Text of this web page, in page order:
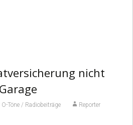
nicht
O-Töne / Radiobeiträge Reporter